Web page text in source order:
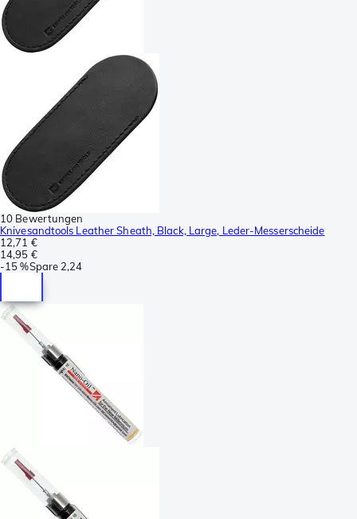
10 Bewertungen
Knivesandtools Leather Sheath, Black, Large, Leder-Messerscheide
12,71 €
14,95 €
-15 %Spare 2,24